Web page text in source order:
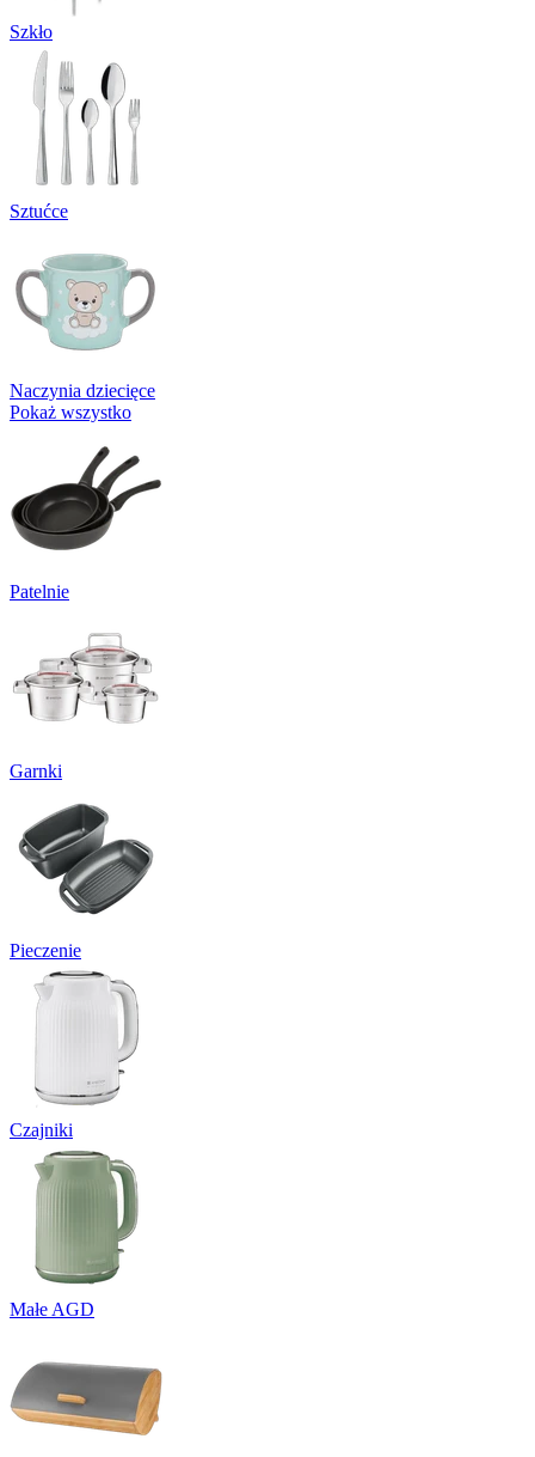
Szkło
Sztućce
Naczynia dziecięce
Pokaż wszystko
Patelnie
Garnki
Pieczenie
Czajniki
Małe AGD